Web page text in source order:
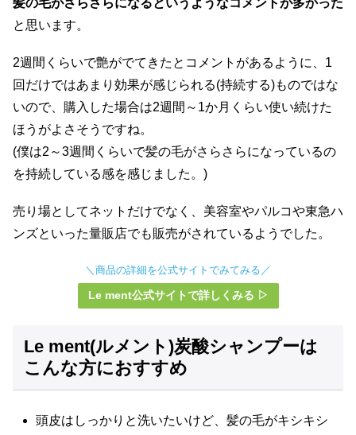
髪の毛がさらさらになるというようなコメントが多かった
と思います。
2週間くらいで艶がでてきたとコメントがあるように、1
回だけではあまり効果が感じられる(持続する)ものではな
いので、購入した場合は2週間～1か月くらい使い続けた
ほうがよさそうですね。
(僕は2～3週間くらいで髪の毛がさらさらになっているの
を持続している感を感じました。)
売り場としてネットだけでなく、美容室やパルコや東急ハ
ンズといった量販店でも販売がされているようでした。
＼商品の詳細を公式サイトでみてみる／
Le ment公式サイトで詳しくみる ▷
Le ment(ルメント)炭酸シャンプーは
こんな方におすすめ
頭皮はしっかりと洗いたいけど、髪の毛がキシキシ